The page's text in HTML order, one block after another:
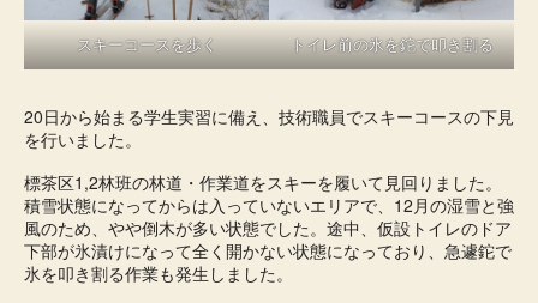
スキーコースを歩く トイレ前の氷を鉈で叩き割る
20日から始まる学生実習に備え、技術職員でスキーコースの下見
を行いました。
標茶区1,2林班の林道・作業道をスキーを履いて見回りました。
積雪状態になってからは入っていないエリアで、12月の湿雪と強
風のため、やや倒木が多い状態でした。途中、仮設トイレのドア
下部が氷漬けになって全く開かない状態になっており、急遽鉈で
氷を叩き割る作業も発生しました。